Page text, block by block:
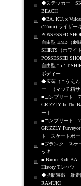
◆ステッカー
BEACH
◆BA. KU. x
(12mm) ライザー
POSSESSED
自由型 EMB（刺
SHIRTS（ホワイ
POSSESSED
自由型 “ i ” T-
ボディー
◆広苑（こうえ
ー （マッチ箱サ
■コンプリート
GRIZZLY In The
ート
■コンプリート
GRIZZLY
ト スケートボー
■ブランク スケ
ッキ
■ Barrier Kult BA.
History Tシャツ
◆脂肪遊戯 暴走
RAMUKI